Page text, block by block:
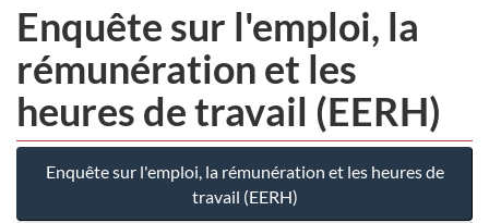
Enquête sur l'emploi, la
rémunération et les
heures de travail (EERH)
Enquête sur l'emploi, la rémunération et les heures de
travail (EERH)